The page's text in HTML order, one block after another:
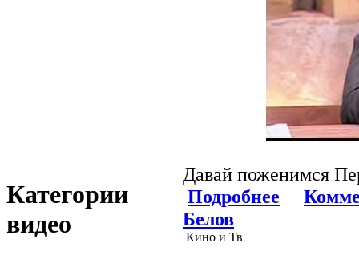
Категории
видео
Давай поженимся
Подробнее
Белов
Кино и Тв